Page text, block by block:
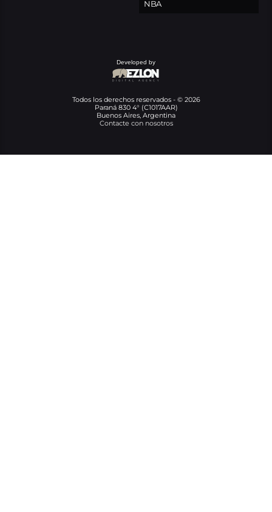
NBA
Developed by
Todos los derechos reservados - © 2026
Paraná 830 4° (C1017AAR)
Buenos Aires, Argentina
Contacte con nosotros